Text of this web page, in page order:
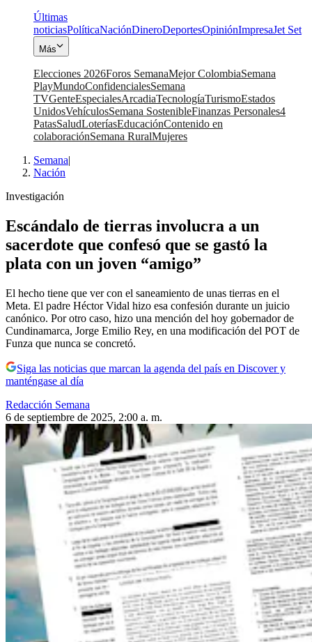
Últimas
noticiasPolíticaNaciónDineroDeportesOpiniónImpresaJet Set
Más
Elecciones 2026Foros SemanaMejor ColombiaSemana
PlayMundoConfidencialesSemana
TVGenteEspecialesArcadiaTecnologíaTurismoEstados
UnidosVehículosSemana SostenibleFinanzas Personales4
PatasSaludLoteríasEducaciónContenido en
colaboraciónSemana RuralMujeres
Semana|
Nación
Investigación
Escándalo de tierras involucra a un
sacerdote que confesó que se gastó la
plata con un joven “amigo”
El hecho tiene que ver con el saneamiento de unas tierras en el
Meta. El padre Héctor Vidal hizo esa confesión durante un juicio
canónico. Por otro caso, hizo una mención del hoy gobernador de
Cundinamarca, Jorge Emilio Rey, en una modificación del POT de
Funza que nunca se concretó.
Siga las noticias que marcan la agenda del país en Discover y
manténgase al día
Redacción Semana
6 de septiembre de 2025, 2:00 a. m.